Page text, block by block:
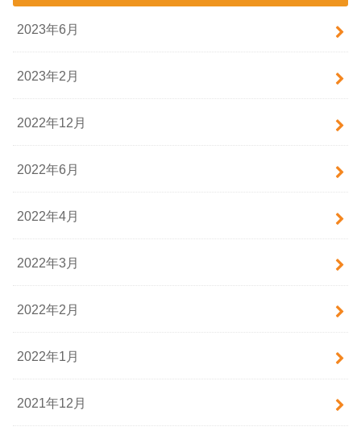
2023年6月
2023年2月
2022年12月
2022年6月
2022年4月
2022年3月
2022年2月
2022年1月
2021年12月